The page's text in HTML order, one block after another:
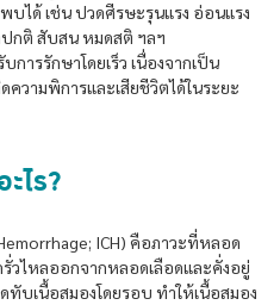
บได้ เช่น ปวดศีรษะรุนแรง อ่อนแรง
ปกติ สับสน หมดสติ ฯลฯ
การรักษาโดยเร็ว เนื่องจากเป็น
ความพิการและเสียชีวิตได้ในระยะ
ไร?
ICH) คือภาวะที่หลอด
รั่วไหลออกจากหลอดเลือดและคั่งอยู่
ทับเนื้อสมองโดยรอบ ทำให้เนื้อสมอง